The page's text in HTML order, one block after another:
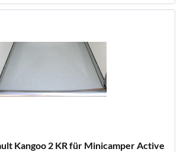
Kangoo 2 KR für Minicamper Active